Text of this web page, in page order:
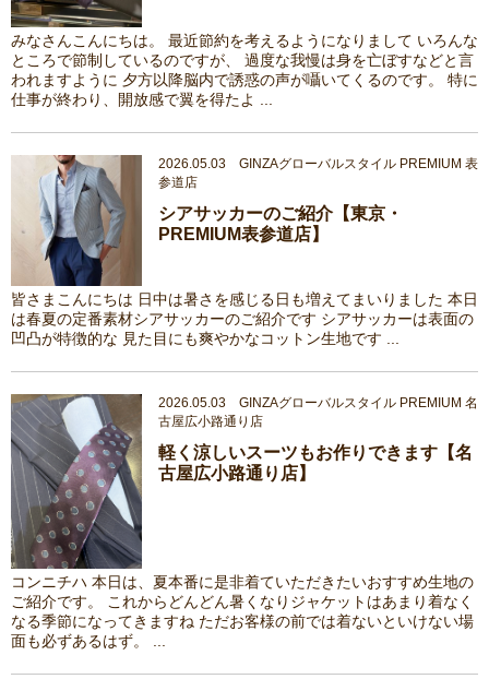
みなさんこんにちは。 最近節約を考えるようになりまして いろんな
ところで節制しているのですが、 過度な我慢は身を亡ぼすなどと言
われますように 夕方以降脳内で誘惑の声が囁いてくるのです。 特に
仕事が終わり、開放感で翼を得たよ ...
2026.05.03 GINZAグローバルスタイル PREMIUM 表
参道店
シアサッカーのご紹介【東京・
PREMIUM表参道店】
皆さまこんにちは 日中は暑さを感じる日も増えてまいりました 本日
は春夏の定番素材シアサッカーのご紹介です シアサッカーは表面の
凹凸が特徴的な 見た目にも爽やかなコットン生地です ...
2026.05.03 GINZAグローバルスタイル PREMIUM 名
古屋広小路通り店
軽く涼しいスーツもお作りできます【名
古屋広小路通り店】
コンニチハ 本日は、夏本番に是非着ていただきたいおすすめ生地の
ご紹介です。 これからどんどん暑くなりジャケットはあまり着なく
なる季節になってきますね ただお客様の前では着ないといけない場
面も必ずあるはず。 ...